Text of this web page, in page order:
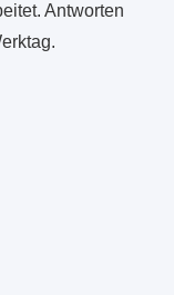
Antworten